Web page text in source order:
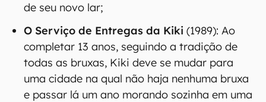
de seu novo lar;
O Serviço de Entregas da Kiki (1989): Ao
completar 13 anos, seguindo a tradição de
todas as bruxas, Kiki deve se mudar para
uma cidade na qual não haja nenhuma bruxa
e passar lá um ano morando sozinha em uma